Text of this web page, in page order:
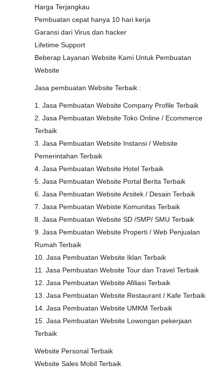
Harga Terjangkau
Pembuatan cepat hanya 10 hari kerja
Garansi dari Virus dan hacker
Lifetime Support
Beberap Layanan Website Kami Untuk Pembuatan
Website
Jasa pembuatan Website Terbaik :
1. Jasa Pembuatan Website Company Profile Terbaik
2. Jasa Pembuatan Website Toko Online / Ecommerce
Terbaik
3. Jasa Pembuatan Website Instansi / Website
Pemerintahan Terbaik
4. Jasa Pembuatan Website Hotel Terbaik
5. Jasa Pembuatan Website Portal Berita Terbaik
6. Jasa Pembuatan Website Arsitek / Desain Terbaik
7. Jasa Pembuatan Webiste Komunitas Terbaik
8. Jasa Pembuatan Website SD /SMP/ SMU Terbaik
9. Jasa Pembuatan Website Properti / Web Penjualan
Rumah Terbaik
10. Jasa Pembuatan Website Iklan Terbaik
11. Jasa Pembuatan Website Tour dan Travel Terbaik
12. Jasa Pembuatan Website Afiliasi Terbaik
13. Jasa Pembuatan Website Restaurant / Kafe Terbaik
14. Jasa Pembuatan Website UMKM Terbaik
15. Jasa Pembuatan Website Lowongan pekerjaan
Terbaik
Website Personal Terbaik
Website Sales Mobil Terbaik